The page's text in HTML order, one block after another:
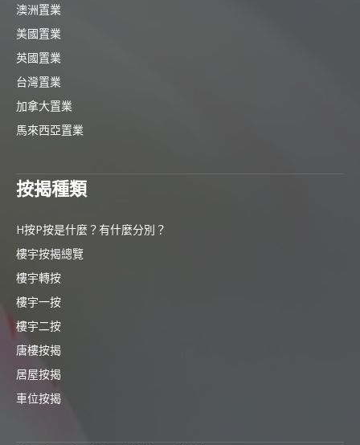
澳洲置業
美國置業
英國置業
台灣置業
加拿大置業
馬來西亞置業
按揭種類
H按P按是什麼？有什麼分別？
樓宇按揭總覽
樓宇轉按
樓宇一按
樓宇二按
唐樓按揭
居屋按揭
車位按揭